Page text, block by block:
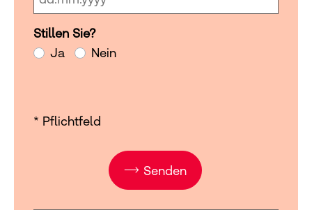
Stillen Sie?
Stillen Sie?
Ja
Nein
* Pflichtfeld
Senden